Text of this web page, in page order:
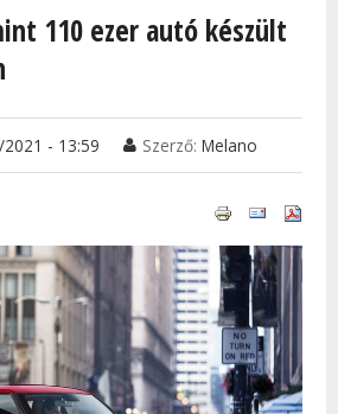
110 ezer autó készült
- 13:59 Szerző: Melano